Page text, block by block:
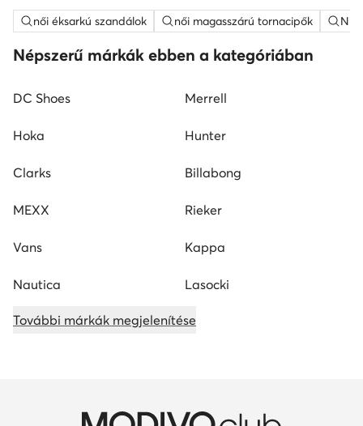
női éksarkú szandálok női magasszárú tornacipők
Népszerű márkák ebben a kategóriában
DC Shoes Merrell
Hoka Hunter
Clarks Billabong
MEXX Rieker
Vans Kappa
Nautica Lasocki
További márkák megjelenítése